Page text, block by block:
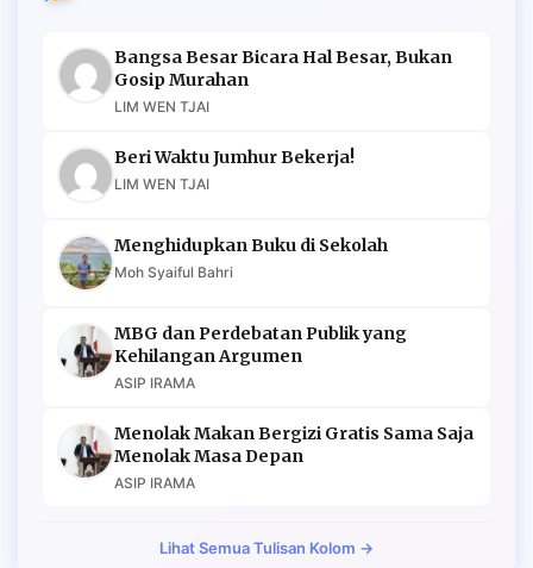
Bangsa Besar Bicara Hal Besar, Bukan
Gosip Murahan
LIM WEN TJAI
Beri Waktu Jumhur Bekerja!
LIM WEN TJAI
Menghidupkan Buku di Sekolah
Moh Syaiful Bahri
MBG dan Perdebatan Publik yang
Kehilangan Argumen
ASIP IRAMA
Menolak Makan Bergizi Gratis Sama Saja
Menolak Masa Depan
ASIP IRAMA
Lihat Semua Tulisan Kolom →